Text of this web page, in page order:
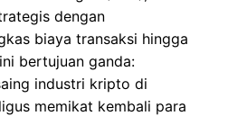
dengan
biaya transaksi hingga
bertujuan ganda:
industri kripto di
memikat kembali para